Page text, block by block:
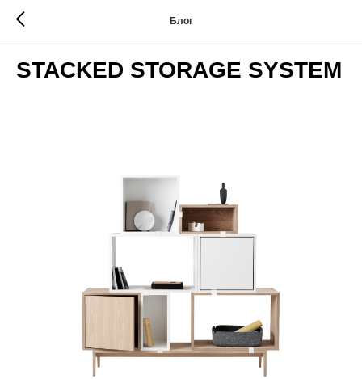
Блог
STACKED STORAGE SYSTEM